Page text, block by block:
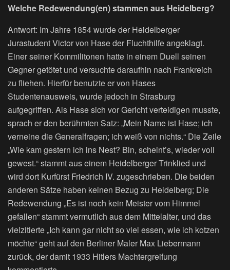
Welche Redewendung(en) stammen aus Heidelberg?
Antwort: Im Jahre 1854 wurde der Heidelberger
Jurastudent Victor von Hase der Fluchthilfe angeklagt.
Einer seiner Kommilitonen hatte in einem Duell seinen
Gegner getötet und versuchte daraufhin nach Frankreich
zu fliehen. Hierfür benutzte er von Hases
Studentenausweis, wurde jedoch in Strasburg
aufgegriffen. Als Hase sich vor Gericht verteidigen musste,
sprach er den berühmten Satz: „Mein Name ist Hase; ich
verneine die Generalfragen; ich weiß von nichts.“ Die Zeile
„Wie kam gestern ich ins Nest? Bin, scheint’s, wieder voll
gewest.“ stammt aus einem Heidelberger Trinklied und
wird dort Kurfürst Friedrich IV. zugeschrieben. Die beiden
anderen Sätze haben keinen Bezug zu Heidelberg; Die
Redewendung „Es ist noch kein Meister vom Himmel
gefallen“ stammt vermutlich aus dem Mittelalter, und das
vielzitierte „Ich kann gar nicht so viel essen, wie ich kotzen
möchte“ geht auf den Berliner Maler Max Liebermann
zurück, der damit 1933 Hitlers Machtergreifung